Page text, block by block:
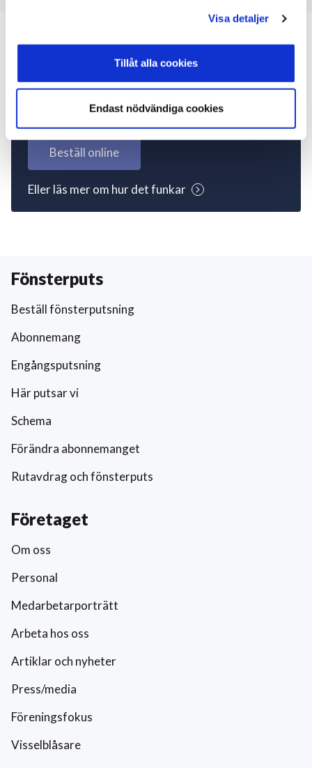
Visa detaljer
Tillåt alla cookies
Endast nödvändiga cookies
Inte kund ännu? Kom
igång nu!
Beställ online
Eller läs mer om hur det funkar
Fönsterputs
Beställ fönsterputsning
Abonnemang
Engångsputsning
Här putsar vi
Schema
Förändra abonnemanget
Rutavdrag och fönsterputs
Företaget
Om oss
Personal
Medarbetarporträtt
Arbeta hos oss
Artiklar och nyheter
Press/media
Föreningsfokus
Visselblåsare